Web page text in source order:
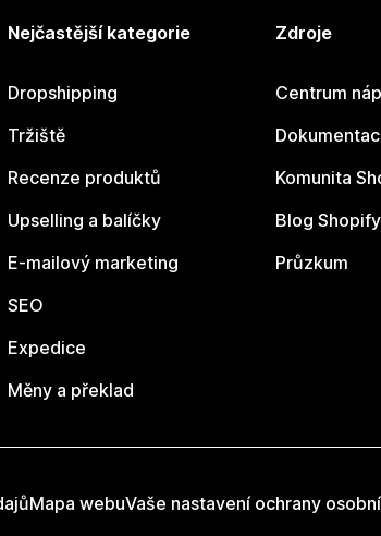
Nejčastější kategorie
Dropshipping
Tržiště
Recenze produktů
Upselling a balíčky
E-mailový marketing
SEO
Expedice
Měny a překlad
Zdroje
Centrum
Komunita
Blog Shopify
Průzkum
Mapa webuVaše nastavení ochrany